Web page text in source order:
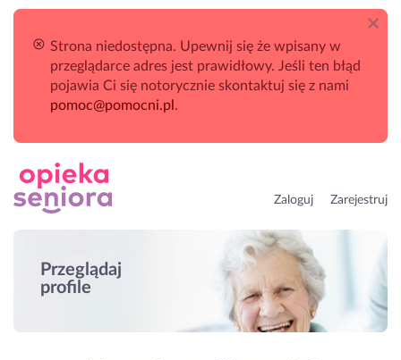
Strona niedostępna. Upewnij się że wpisany w
przeglądarce adres jest prawidłowy. Jeśli ten błąd
pojawia Ci się notorycznie skontaktuj się z nami
pomoc@pomocni.pl .
Zaloguj Zarejestruj
Przeglądaj
profile